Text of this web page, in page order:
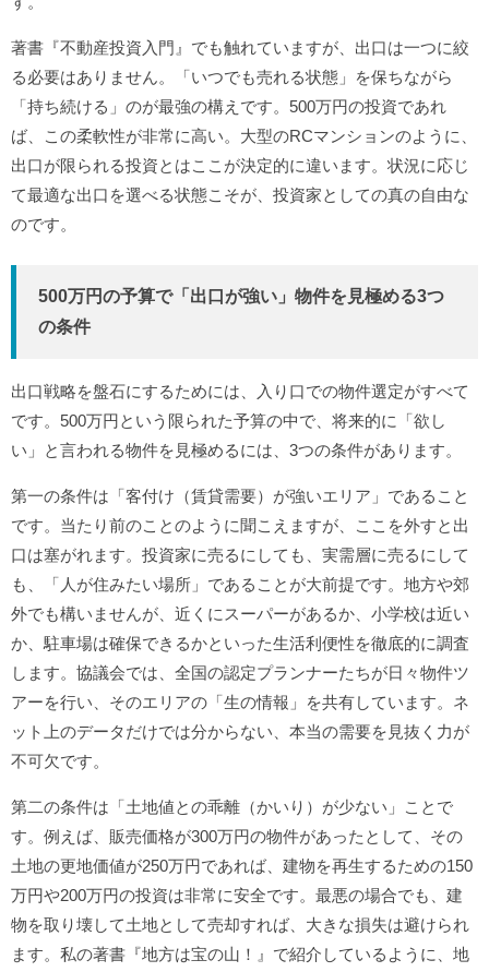
著書『不動産投資入門』でも触れていますが、出口は一つに絞
る必要はありません。「いつでも売れる状態」を保ちながら
「持ち続ける」のが最強の構えです。500万円の投資であれ
ば、この柔軟性が非常に高い。大型のRCマンションのように、
出口が限られる投資とはここが決定的に違います。状況に応じ
て最適な出口を選べる状態こそが、投資家としての真の自由な
のです。
500万円の予算で「出口が強い」物件を見極める3つ
の条件
出口戦略を盤石にするためには、入り口での物件選定がすべて
です。500万円という限られた予算の中で、将来的に「欲し
い」と言われる物件を見極めるには、3つの条件があります。
第一の条件は「客付け（賃貸需要）が強いエリア」であること
です。当たり前のことのように聞こえますが、ここを外すと出
口は塞がれます。投資家に売るにしても、実需層に売るにして
も、「人が住みたい場所」であることが大前提です。地方や郊
外でも構いませんが、近くにスーパーがあるか、小学校は近い
か、駐車場は確保できるかといった生活利便性を徹底的に調査
します。協議会では、全国の認定プランナーたちが日々物件ツ
アーを行い、そのエリアの「生の情報」を共有しています。ネ
ット上のデータだけでは分からない、本当の需要を見抜く力が
不可欠です。
第二の条件は「土地値との乖離（かいり）が少ない」ことで
す。例えば、販売価格が300万円の物件があったとして、その
土地の更地価値が250万円であれば、建物を再生するための150
万円や200万円の投資は非常に安全です。最悪の場合でも、建
物を取り壊して土地として売却すれば、大きな損失は避けられ
ます。私の著書『地方は宝の山！』で紹介しているように、地